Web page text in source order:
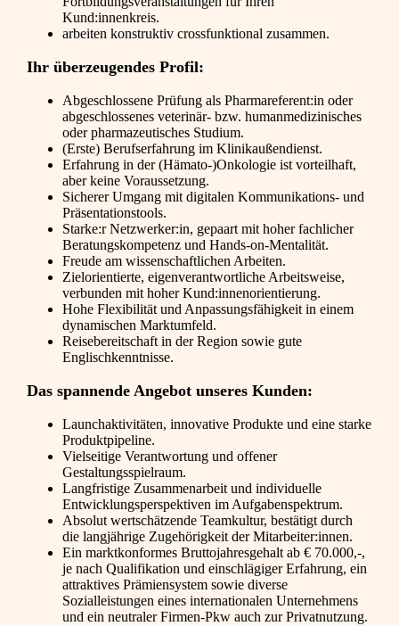
Kund:innenkreis.
arbeiten konstruktiv crossfunktional zusammen.
Ihr überzeugendes Profil:
Abgeschlossene Prüfung als Pharmareferent:in oder
abgeschlossenes veterinär- bzw. humanmedizinisches
oder pharmazeutisches Studium.
(Erste) Berufserfahrung im Klinikaußendienst.
Erfahrung in der (Hämato-)Onkologie ist vorteilhaft,
aber keine Voraussetzung.
Sicherer Umgang mit digitalen Kommunikations- und
Präsentationstools.
Starke:r Netzwerker:in, gepaart mit hoher fachlicher
Beratungskompetenz und Hands-on-Mentalität.
Freude am wissenschaftlichen Arbeiten.
Zielorientierte, eigenverantwortliche Arbeitsweise,
verbunden mit hoher Kund:innenorientierung.
Hohe Flexibilität und Anpassungsfähigkeit in einem
dynamischen Marktumfeld.
Reisebereitschaft in der Region sowie gute
Englischkenntnisse.
Das spannende Angebot unseres Kunden:
Launchaktivitäten, innovative Produkte und eine starke
Produktpipeline.
Vielseitige Verantwortung und offener
Gestaltungsspielraum.
Langfristige Zusammenarbeit und individuelle
Entwicklungsperspektiven im Aufgabenspektrum.
Absolut wertschätzende Teamkultur, bestätigt durch
die langjährige Zugehörigkeit der Mitarbeiter:innen.
Ein marktkonformes Bruttojahresgehalt ab € 70.000,-,
je nach Qualifikation und einschlägiger Erfahrung, ein
attraktives Prämiensystem sowie diverse
Sozialleistungen eines internationalen Unternehmens
und ein neutraler Firmen-Pkw auch zur Privatnutzung.